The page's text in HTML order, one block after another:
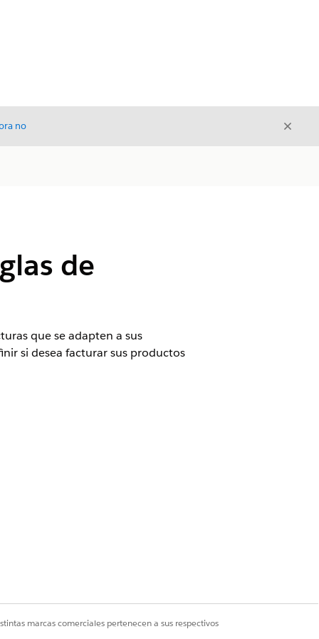
no Cerrar
de
que se adapten a sus
si desea facturar sus productos
Advanced o la licencia Revenue
omite la creación de
de pedido que no están listos para
artículos.
marcas comerciales pertenecen a sus respectivos